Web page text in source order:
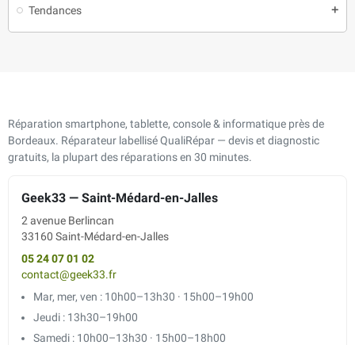
Tendances add
Réparation smartphone, tablette, console & informatique près de
Bordeaux. Réparateur labellisé QualiRépar — devis et diagnostic
gratuits, la plupart des réparations en 30 minutes.
Geek33 — Saint-Médard-en-Jalles
2 avenue Berlincan
33160 Saint-Médard-en-Jalles
05 24 07 01 02
contact@geek33.fr
Mar, mer, ven : 10h00–13h30 · 15h00–19h00
Jeudi : 13h30–19h00
Samedi : 10h00–13h30 · 15h00–18h00